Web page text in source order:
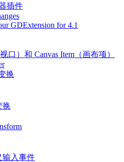
插件
GDExtension for 4.1
口）和 Canvas Item（画布项）
换
换
输入事件